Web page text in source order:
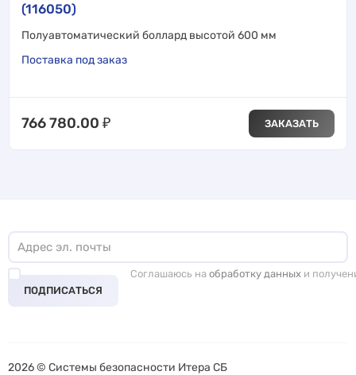
(116050)
Полуавтоматический боллард высотой 600 мм
Поставка под заказ
766 780.00 ₽ ЗАКАЗАТЬ
ПОДПИСАТЬСЯ
Соглашаюсь на обработку данных и
2026 © Системы безопасности Итера СБ